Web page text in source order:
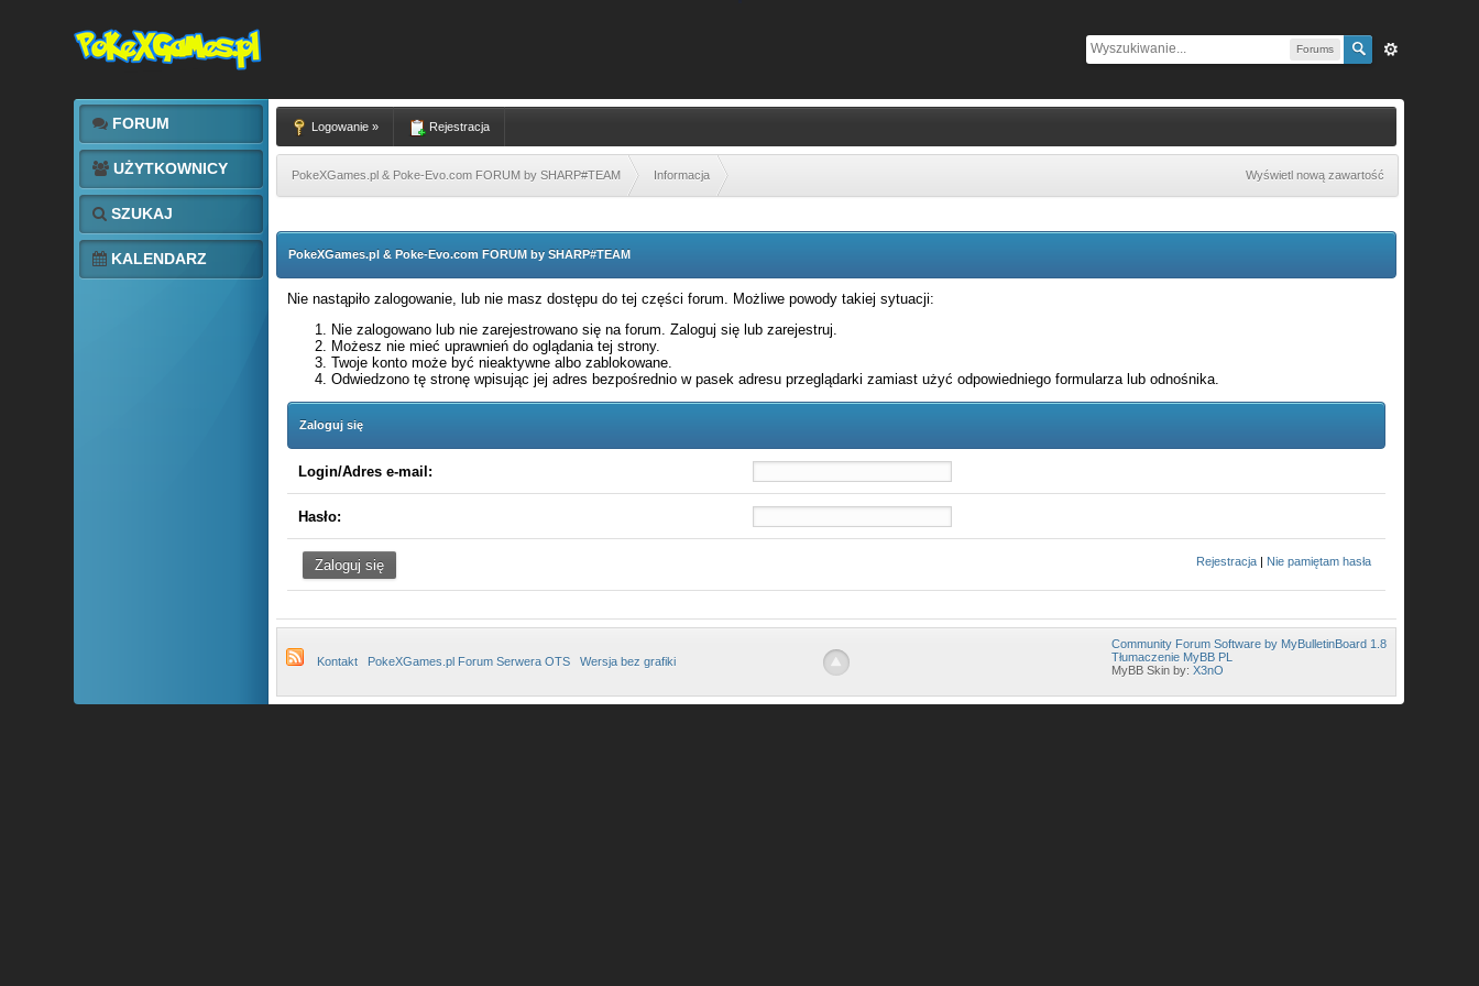
Forums
FORUM
UŻYTKOWNICY
SZUKAJ
KALENDARZ
Logowanie » Rejestracja
PokeXGames.pl & Poke-Evo.com FORUM by SHARP#TEAM Informacja Wyświetl nową zawartość
PokeXGames.pl & Poke-Evo.com FORUM by SHARP#TEAM
Nie nastąpiło zalogowanie, lub nie masz dostępu do tej części forum. Możliwe powody takiej sytuacji:
Nie zalogowano lub nie zarejestrowano się na forum. Zaloguj się lub zarejestruj.
Możesz nie mieć uprawnień do oglądania tej strony.
Twoje konto może być nieaktywne albo zablokowane.
Odwiedzono tę stronę wpisując jej adres bezpośrednio w pasek adresu przeglądarki zamiast użyć odpowiedniego formularza lub odnośnika.
Zaloguj się
Login/Adres e-mail:
Hasło:
Rejestracja | Nie pamiętam hasła
Kontakt PokeXGames.pl Forum Serwera OTS Wersja bez grafiki
Community Forum Software by MyBulletinBoard 1.8
Tłumaczenie MyBB PL
MyBB Skin by:X3nO